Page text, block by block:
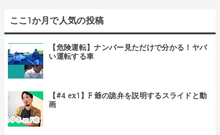
ここ1か月で人気の投稿
【危険運転】ナンバー見ただけで分かる！ヤバ
い運転する車
【#4 ex1】F 爺の詭弁を説明するスライドと動
画